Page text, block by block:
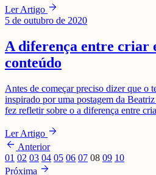
Ler Artigo arrow_forward
5 de outubro de 2020
A diferença entre criar
conteúdo
Antes de começar preciso dizer que o
inspirado por uma postagem da
fez refletir sobre o a diferença entre
Ler Artigo arrow_forward
arrow_back Anterior
01 02 03 04 05 06 07 08 09 10
Próxima arrow_forward